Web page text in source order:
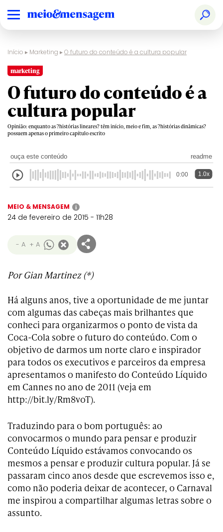
Início ▸ Marketing ▸O futuro do conteúdo é a cultura popular
marketing
O futuro do conteúdo é a
cultura popular
Opinião: enquanto as ?histórias lineares? têm início, meio e fim, as ?histórias dinâmicas?
possuem apenas o primeiro capítulo escrito
ouça este conteúdo readme
0:00 1.0x
MEIO & MENSAGEM i
24 de fevereiro de 2015 - 11h28
- A + A
Por Gian Martinez (*)
Há alguns anos, tive a oportunidade de me juntar
com algumas das cabeças mais brilhantes que
conheci para organizarmos o ponto de vista da
Coca-Cola sobre o futuro do conteúdo. Com o
objetivo de darmos um norte claro e inspirador
para todos os executivos e parceiros da empresa
apresentamos o manifesto do Conteúdo Líquido
em Cannes no ano de 2011 (veja em
http://bit.ly/Rm8voT).
Traduzindo para o bom português: ao
convocarmos o mundo para pensar e produzir
Conteúdo Líquido estávamos convocando os
mesmos a pensar e produzir cultura popular. Já se
passaram cinco anos desde que escrevemos isso e,
como não poderia deixar de acontecer, o Carnaval
me inspirou a compartilhar algumas letras sobre o
assunto.